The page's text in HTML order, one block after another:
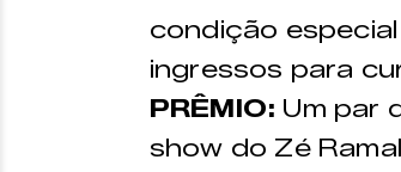
condição
ingressos para
PRÊMIO: Um par
show do Zé